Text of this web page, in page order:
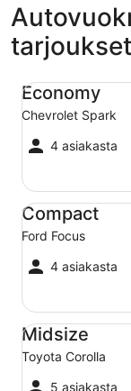
Economy
Chevrolet Spark
4 asiakasta
Economy
Compact
Ford Focus
4 asiakasta
Compact Ford
Midsize
Toyota Corolla
5 asiakasta
Midsize Toyota